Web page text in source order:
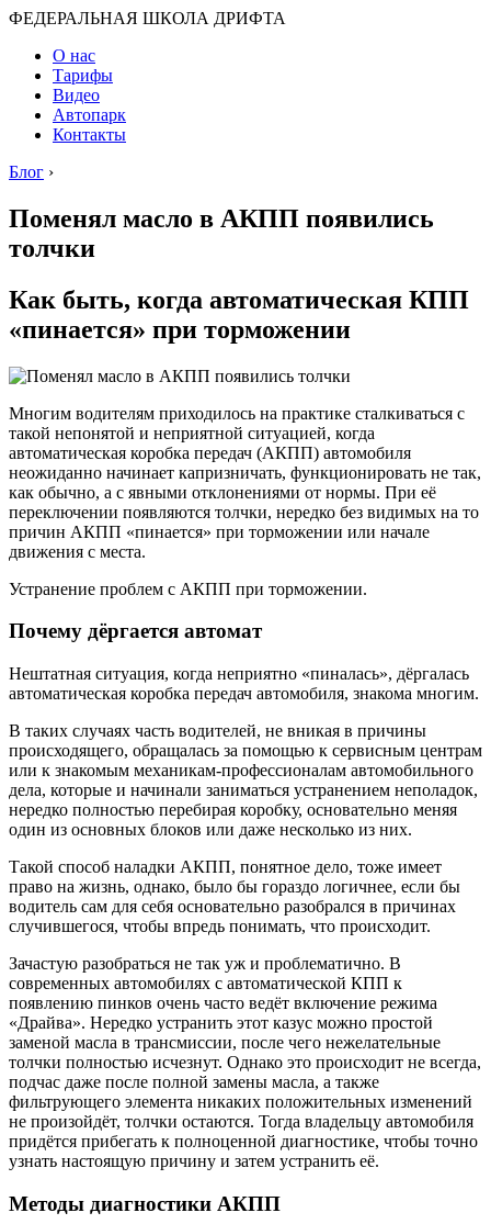
ФЕДЕРАЛЬНАЯ ШКОЛА ДРИФТА
О нас
Тарифы
Видео
Автопарк
Контакты
Блог ›
Поменял масло в АКПП появились
толчки
Как быть, когда автоматическая КПП
«пинается» при торможении
Многим водителям приходилось на практике сталкиваться с
такой непонятой и неприятной ситуацией, когда
автоматическая коробка передач (АКПП) автомобиля
неожиданно начинает капризничать, функционировать не так,
как обычно, а с явными отклонениями от нормы. При её
переключении появляются толчки, нередко без видимых на то
причин АКПП «пинается» при торможении или начале
движения с места.
Устранение проблем с АКПП при торможении.
Почему дёргается автомат
Нештатная ситуация, когда неприятно «пиналась», дёргалась
автоматическая коробка передач автомобиля, знакома многим.
В таких случаях часть водителей, не вникая в причины
происходящего, обращалась за помощью к сервисным центрам
или к знакомым механикам-профессионалам автомобильного
дела, которые и начинали заниматься устранением неполадок,
нередко полностью перебирая коробку, основательно меняя
один из основных блоков или даже несколько из них.
Такой способ наладки АКПП, понятное дело, тоже имеет
право на жизнь, однако, было бы гораздо логичнее, если бы
водитель сам для себя основательно разобрался в причинах
случившегося, чтобы впредь понимать, что происходит.
Зачастую разобраться не так уж и проблематично. В
современных автомобилях с автоматической КПП к
появлению пинков очень часто ведёт включение режима
«Драйва». Нередко устранить этот казус можно простой
заменой масла в трансмиссии, после чего нежелательные
толчки полностью исчезнут. Однако это происходит не всегда,
подчас даже после полной замены масла, а также
фильтрующего элемента никаких положительных изменений
не произойдёт, толчки остаются. Тогда владельцу автомобиля
придётся прибегать к полноценной диагностике, чтобы точно
узнать настоящую причину и затем устранить её.
Методы диагностики АКПП